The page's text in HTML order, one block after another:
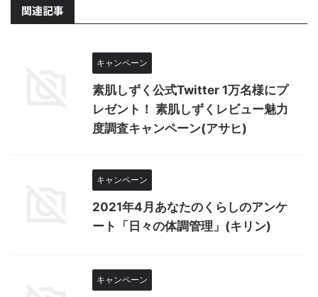
関連記事
キャンペーン
素肌しずく公式Twitter 1万名様にプ
レゼント！ 素肌しずくレビュー魅力
度調査キャンペーン(アサヒ)
キャンペーン
2021年4月あなたのくらしのアンケ
ート「日々の体調管理」(キリン)
キャンペーン